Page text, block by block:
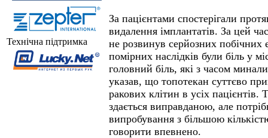
Технічна підтримка
За пацієнтами спостерігали
видалення імплантатів. За цей
не розвинув серйозних побічних
помірних наслідків були біль у
головний біль, які з часом
указав, що топотекан суттєво
ракових клітин в усіх
здається виправданою, але
випробування з більшою
говорити впевнено.